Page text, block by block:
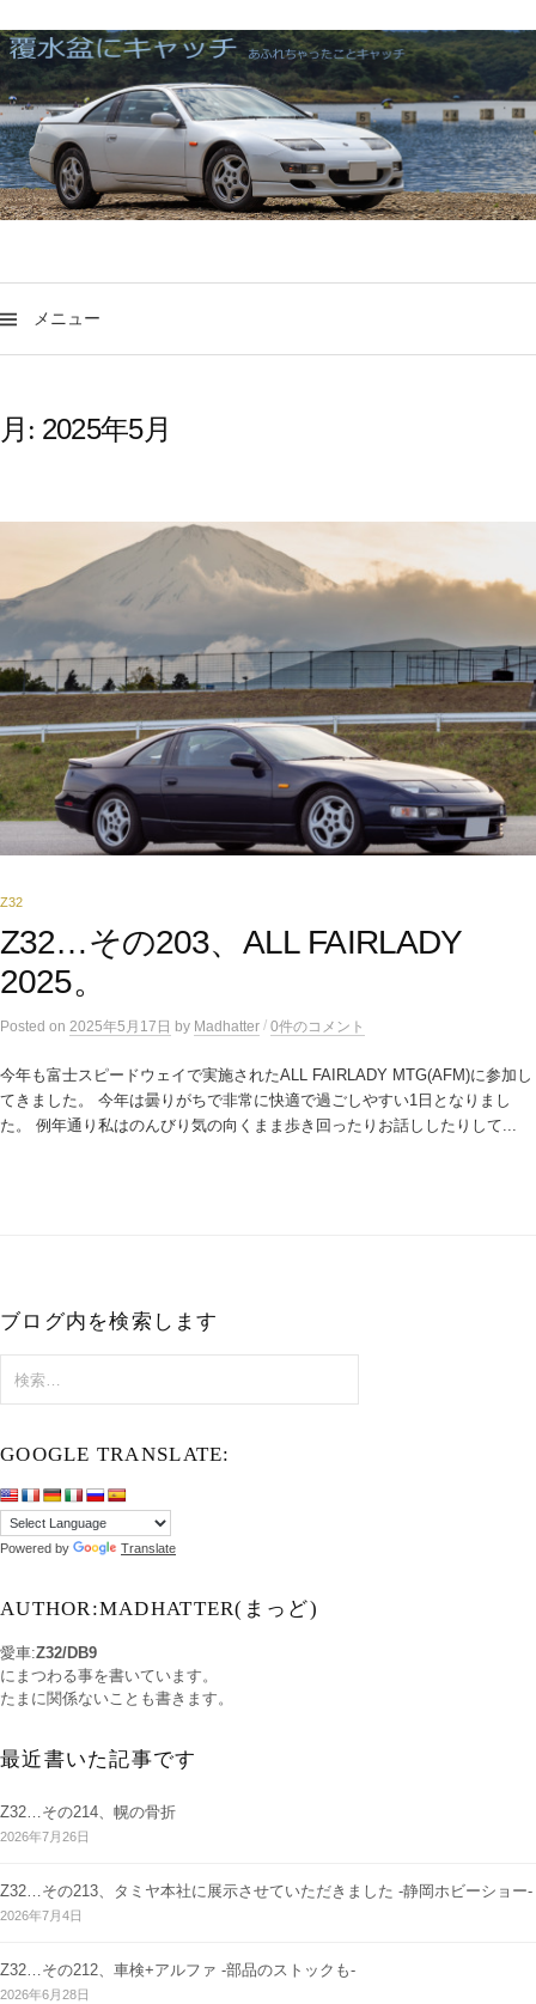
メニュー
月: 2025年5月
Z32
Z32…その203、ALL FAIRLADY
2025。
Posted on 2025年5月17日 by Madhatter / 0件のコメント
今年も富士スピードウェイで実施されたALL FAIRLADY MTG(AFM)に参加し
てきました。 今年は曇りがちで非常に快適で過ごしやすい1日となりまし
た。 例年通り私はのんびり気の向くまま歩き回ったりお話ししたりして...
ブログ内を検索します
索:
GOOGLE TRANSLATE:
Powered by Translate
AUTHOR:MADHATTER(まっど)
愛車:Z32/DB9
にまつわる事を書いています。
たまに関係ないことも書きます。
最近書いた記事です
Z32…その214、幌の骨折
2026年7月26日
Z32…その213、タミヤ本社に展示させていただきました -静岡ホビーショー-
2026年7月4日
Z32…その212、車検+アルファ -部品のストックも-
2026年6月28日